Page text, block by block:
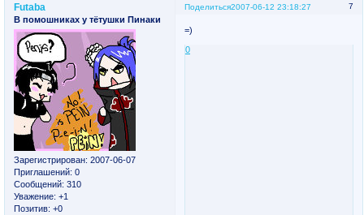
Поделиться 7
2007-06-12 23:18:27
Futaba
В помошниках у тётушки Пинаки
Зарегистрирован: 2007-06-07
Приглашений: 0
Сообщений: 310
Уважение: +1
Позитив: +0
=)
0